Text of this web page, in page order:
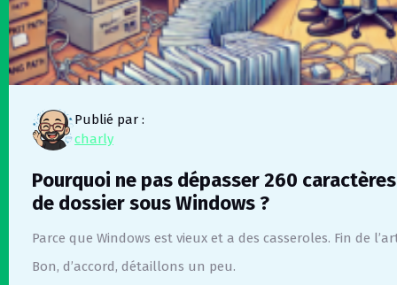
Publié par :
charly
Pourquoi ne pas dépasser 260
de dossier sous Windows ?
Parce que Windows est vieux et a des casseroles. Fin de
Bon, d’accord, détaillons un peu.